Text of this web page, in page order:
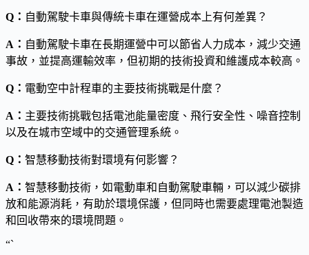
Q： 自動駕駛卡車與傳統卡車在運營成本上有何差異？
A： 自動駕駛卡車在長期運營中可以節省人力成本，減少交通
事故，並提高運輸效率，但初期的技術投資和維護成本較高。
Q： 電動空中計程車的主要技術挑戰是什麼？
A： 主要技術挑戰包括電池能量密度、飛行安全性、噪音控制
以及在城市空域中的交通管理系統。
Q： 智慧移動技術對環境有何影響？
A： 智慧移動技術，如電動車和自動駕駛車輛，可以減少碳排
放和能源消耗，有助於環境保護，但同時也需要處理電池製造
和回收帶來的環境問題。
“`